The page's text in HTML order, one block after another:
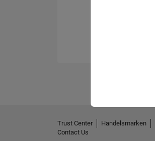
Trust Center Handelsmarken
Contact Us